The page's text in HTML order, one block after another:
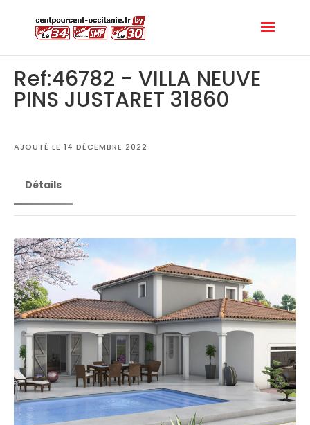
Ref:46782 - VILLA NEUVE
PINS JUSTARET 31860
AJOUTÉ LE 14 DÉCEMBRE 2022
Détails